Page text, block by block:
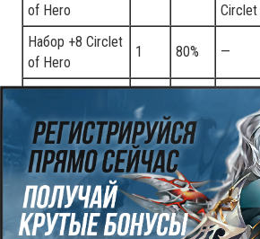
of Hero
Набор +8 Circlet
of Hero
1 80% —
Набор +9 Circlet
of Hero
1 20%
of
of
Благословенный
набор +8 Circlet
1 80% —